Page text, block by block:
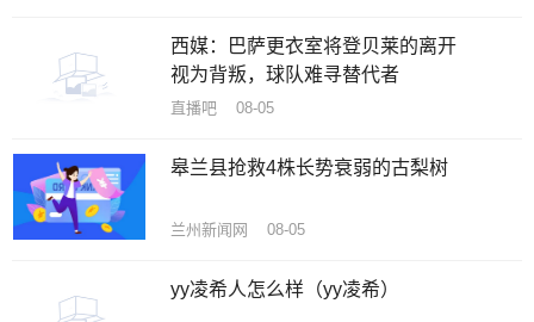
西媒：巴萨更衣室将登贝莱的离开
视为背叛，球队难寻替代者
直播吧 08-05
皋兰县抢救4株长势衰弱的古梨树
兰州新闻网 08-05
yy凌希人怎么样（yy凌希）